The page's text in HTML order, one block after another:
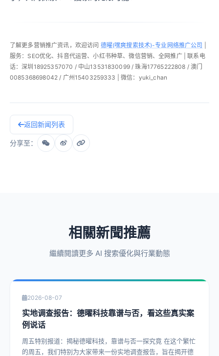
了解更多营销推广资讯，欢迎访问 德曜(嘿爽搜索技术)-专业网络推广公司
服务：SEO优化、抖音代运营、小红书种草、微信营销、全网推广 | 联系电
话：深圳18925357070 / 中山13531830099 / 珠海17765222808 / 澳门
0085368698042 / 广州15403259333 | 微信：yuki_chan
返回新闻列表
分享至：
相關新聞推薦
繼續閱讀更多 AI 搜索優化與行業動態
2026-08-07
实地调查报告：德曜科技靠谱与否，看这些真实案
例说话
周五特别报道：揭秘德曜科技，靠谱与否一探究竟 在这个繁忙
的周五，我们特别为大家带来一份实地调查报告，旨在揭开德